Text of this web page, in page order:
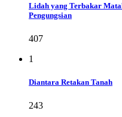
Lidah yang Terbakar
Pengungsian
407
1
Diantara Retakan Tanah
243